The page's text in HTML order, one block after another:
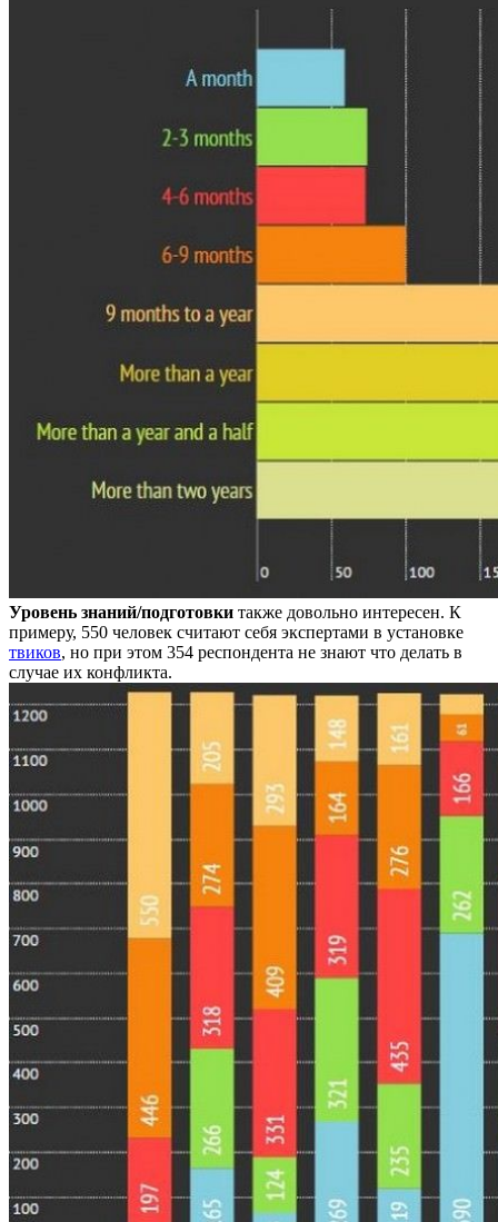
Уровень знаний/подготовки также довольно интересен. К
примеру, 550 человек считают себя экспертами в установке
твиков, но при этом 354 респондента не знают что делать в
случае их конфликта.